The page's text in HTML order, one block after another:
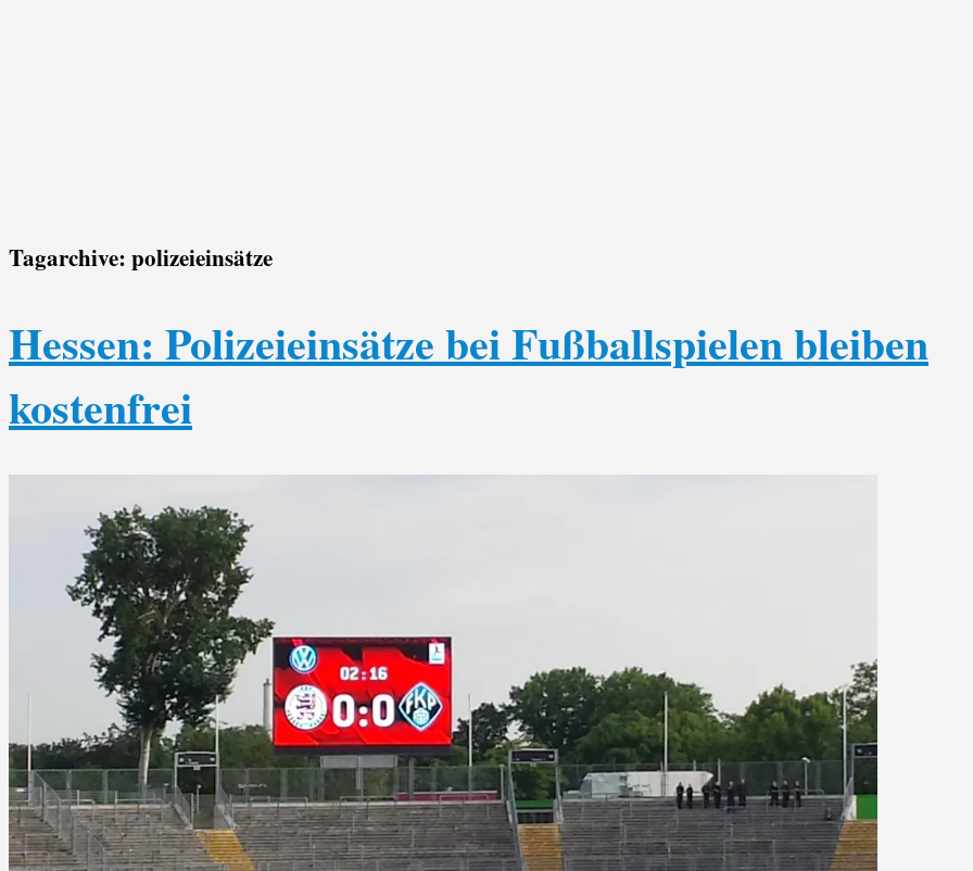
Tagarchive: polizeieinsätze
Hessen: Polizeieinsätze bei Fußballspielen bleiben
kostenfrei